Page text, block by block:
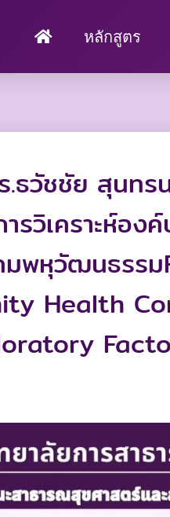
หลักสูตร
ธวัชชัย สุนท
วิเคราะห์อ
มพหุวัฒนธร
Health